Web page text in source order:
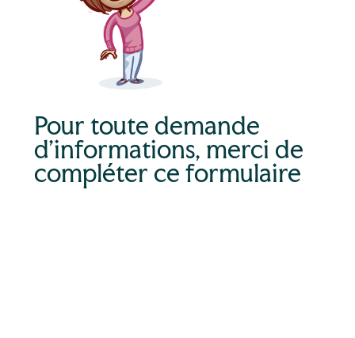
Pour toute demande
d’informations, merci de
compléter ce formulaire